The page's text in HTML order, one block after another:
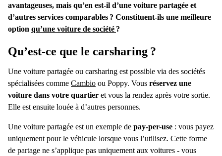
avantageuses, mais qu’en est-il d’une voiture partagée et
d’autres services comparables ? Constituent-ils une meilleure
option qu’une voiture de société ?
Qu’est-ce que le carsharing ?
Une voiture partagée ou carsharing est possible via des sociétés
spécialisées comme Cambio ou Poppy. Vous réservez une
voiture dans votre quartier et vous la rendez après votre sortie.
Elle est ensuite louée à d’autres personnes.
Une voiture partagée est un exemple de pay-per-use : vous payez
uniquement pour le véhicule lorsque vous l’utilisez. Cette forme
de partage ne s’applique pas uniquement aux voitures - vous